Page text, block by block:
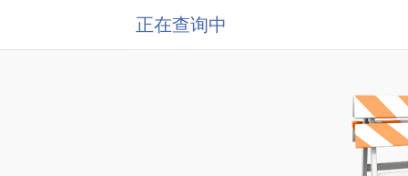
正在查询中